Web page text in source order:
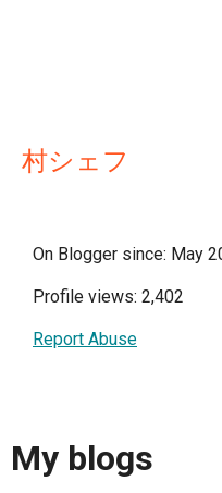
村シェフ
On Blogger since: May
Profile views: 2,402
Report Abuse
My blogs